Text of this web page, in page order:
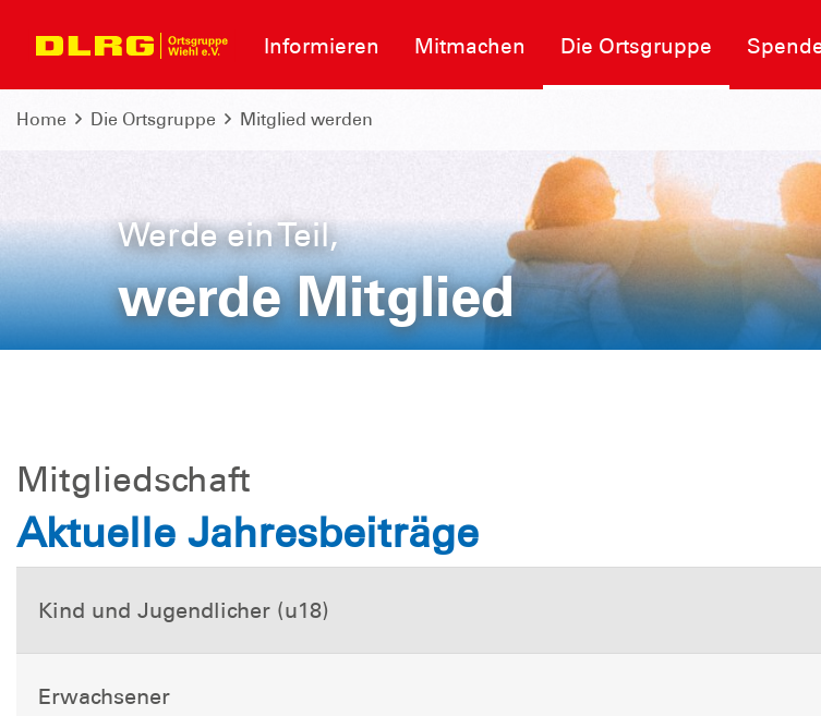
Informieren Mitmachen Die Ortsgruppe
Home Die Ortsgruppe Mitglied werden
Werde ein Teil,
werde Mitglied
Mitgliedschaft
Aktuelle Jahresbeiträge
Kind und Jugendlicher (u18)
Erwachsener